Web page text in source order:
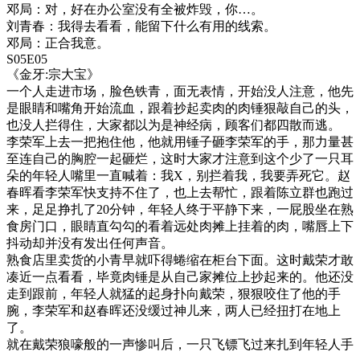
邓局：对，好在办公室没有全被炸毁，你…。
刘青春：我得去看看，能留下什么有用的线索。
邓局：正合我意。
S05E05
《金牙:宗大宝》
一个人走进市场，脸色铁青，面无表情，开始没人注意，他先
是眼睛和嘴角开始流血，跟着抄起卖肉的肉锤狠敲自己的头，
也没人拦得住，大家都以为是神经病，顾客们都四散而逃。
李荣军上去一把抱住他，他就用锤子砸李荣军的手，那力量甚
至连自己的胸腔一起砸烂，这时大家才注意到这个少了一只耳
朵的年轻人嘴里一直喊着：我X，别拦着我，我要弄死它。赵
春晖看李荣军快支持不住了，也上去帮忙，跟着陈立群也跑过
来，足足挣扎了20分钟，年轻人终于平静下来，一屁股坐在熟
食房门口，眼睛直勾勾的看着远处肉摊上挂着的肉，嘴唇上下
抖动却并没有发出任何声音。
熟食店里卖货的小青早就吓得蜷缩在柜台下面。这时戴荣才敢
凑近一点看看，毕竟肉锤是从自己家摊位上抄起来的。他还没
走到跟前，年轻人就猛的起身扑向戴荣，狠狠咬住了他的手
腕，李荣军和赵春晖还没缓过神儿来，两人已经扭打在地上
了。
就在戴荣狼嚎般的一声惨叫后，一只飞镖飞过来扎到年轻人手